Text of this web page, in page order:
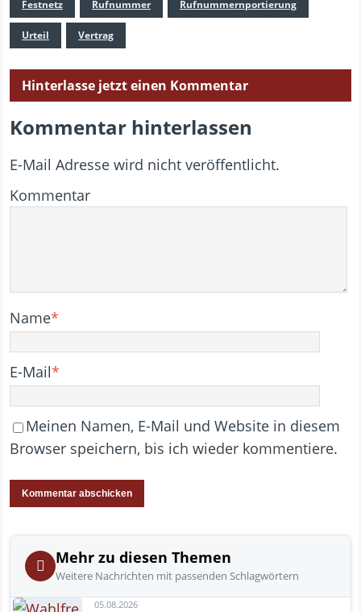
Festnetz Rufnummer Rufnummernportierung
Urteil Vertrag
Hinterlasse jetzt einen Kommentar
Kommentar hinterlassen
E-Mail Adresse wird nicht veröffentlicht.
Kommentar
Name*
E-Mail*
Meinen Namen, E-Mail und Website in diesem
Browser speichern, bis ich wieder kommentiere.
Mehr zu diesen Themen
Weitere Nachrichten mit passenden Schlagwörtern
05.08.2026